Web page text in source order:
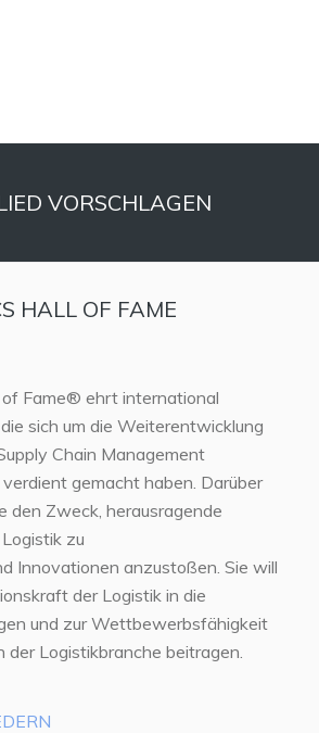
VORSCHLAGEN
HALL OF FAME
of Fame® ehrt international
sich um die Weiterentwicklung
Chain Management
gemacht haben. Darüber
den Zweck, herausragende
zu
Innovationen anzustoßen. Sie will
der Logistik in die
und zur Wettbewerbsfähigkeit
der Logistikbranche beitragen.